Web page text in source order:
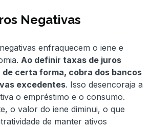
Negativas
enfraquecem o iene e
Ao definir taxas de juros
de certa forma, cobra dos bancos
excedentes. Isso desencoraja a
o empréstimo e o consumo.
o valor do iene diminui, o que
de manter ativos